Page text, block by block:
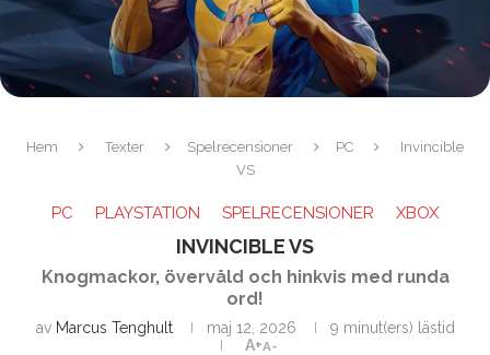
Hem Texter Spelrecensioner PC
Invincible
VS
PC PLAYSTATION SPELRECENSIONER XBOX
INVINCIBLE VS
Knogmackor, övervåld och hinkvis med runda
ord!
av Marcus Tenghult maj 12, 2026
9 minut(ers) lästid
A+A-